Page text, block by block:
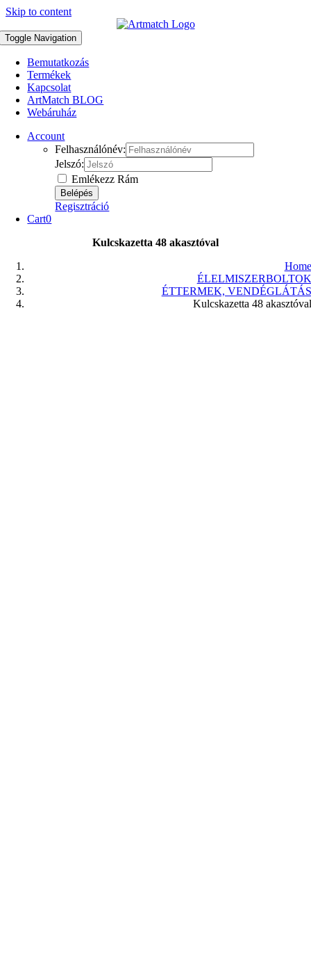
Skip to content
Toggle Navigation
Bemutatkozás
Termékek
Kapcsolat
ArtMatch BLOG
Webáruház
Account
Felhasználónév:
Jelszó:
Emlékezz Rám
Regisztráció
Cart0
Kulcskazetta 48 akasztóval
Home
ÉLELMISZERBOLTOK
ÉTTERMEK, VENDÉGLÁTÁS
Kulcskazetta 48 akasztóval